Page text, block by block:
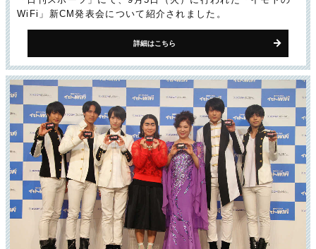
WiFi」新CM発表会について紹介されました。
詳細はこちら